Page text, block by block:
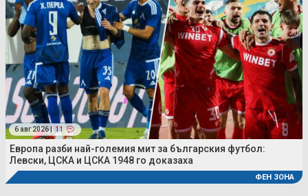
6 авг 2026 | 11
Европа разби най-големия мит за българския футбол:
Левски, ЦСКА и ЦСКА 1948 го доказаха
ФЕН ЗОНА